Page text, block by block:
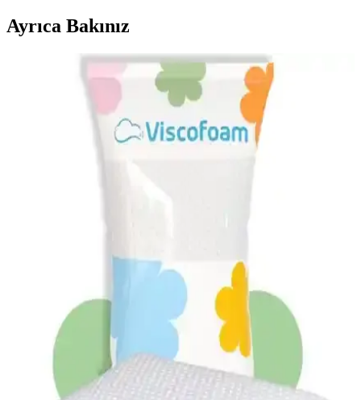
Ayrıca Bakınız
Varol Gold Serisi Bebek Yastığı Sağlıklı ve Konforlu
Uyku İçin Yüksek Kalite Ürün
Varol Gold Serisi Bebek Yastığı, nano elyaf dolgu ve pamuklu
yüzeyiyle sağlıklı, hijyenik ve konforlu uyku ortamı sağlar,
uyumu ile bebek odası hem şık hem de güvenli hale gelir.
Viscofoam Terletmeyen Hava Kanallı Ortopedik
Bebek Yastığı Ürün Özellikleri ve Kullanıcı
Yorumları
Bu bebek yastığı, hava kanallı yapısı ve jel teknolojisiyle aşırı
terlemeyi önler, ergonomik tasarımıyla konfor sağlar, Türkiye
üretimidir ve yüksek kalite standartlarına uygundur.